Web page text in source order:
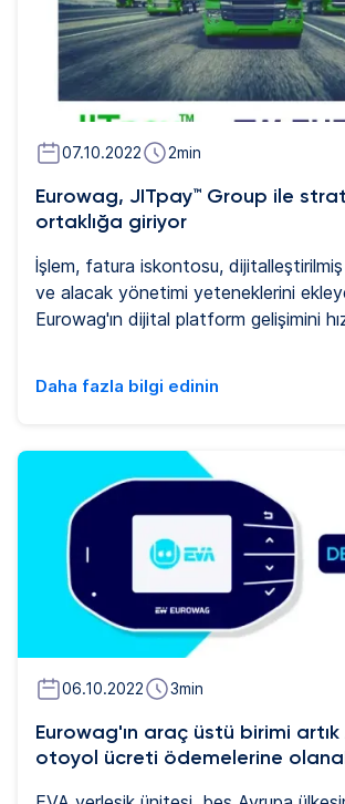
07.10.2022 2min
Eurowag, JITpay™ Group ile
ortaklığa giriyor
İşlem, fatura iskontosu,
ve alacak yönetimi yeteneklerini
Eurowag'ın dijital platform gelişimini
Daha fazla bilgi edinin
06.10.2022 3min
Eurowag'ın araç üstü birimi
otoyol ücreti ödemelerine